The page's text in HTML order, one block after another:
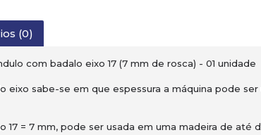
(0)
com badalo eixo 17 (7 mm de rosca) - 01 unidade
eixo sabe-se em que espessura a máquina pode ser
17 = 7 mm, pode ser usada em uma madeira de